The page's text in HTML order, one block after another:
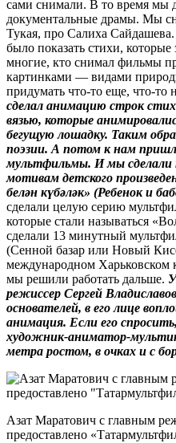
сами снимали. В то время мы
документальные драмы. Мы
Тукая, про Салиха
было показать стихи,
многие, кто снимал фильмы
картинками — видами
придумать что-то еще, что-то
сделал анимацию строк
вязью, которые
бегущую лошадку. Таким
поэзии. А потом к нам
мультфильмы. И мы сделали
мотивам детского
белән күбәләк» (Ребенок и
сделали целую серию
которые стали называться
сделали 13 минутный
(Сенной базар или Новый
международном Харьковском
мы решили работать дальше.
режиссер Сергей
основателей, в его лице
анимация. Если его
художник-аниматор-
метра ростом, в очках и с
Азат Маратович с главным
предоставлено